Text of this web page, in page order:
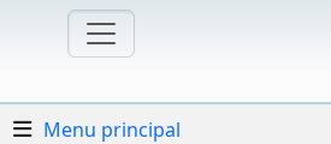
Menu principal